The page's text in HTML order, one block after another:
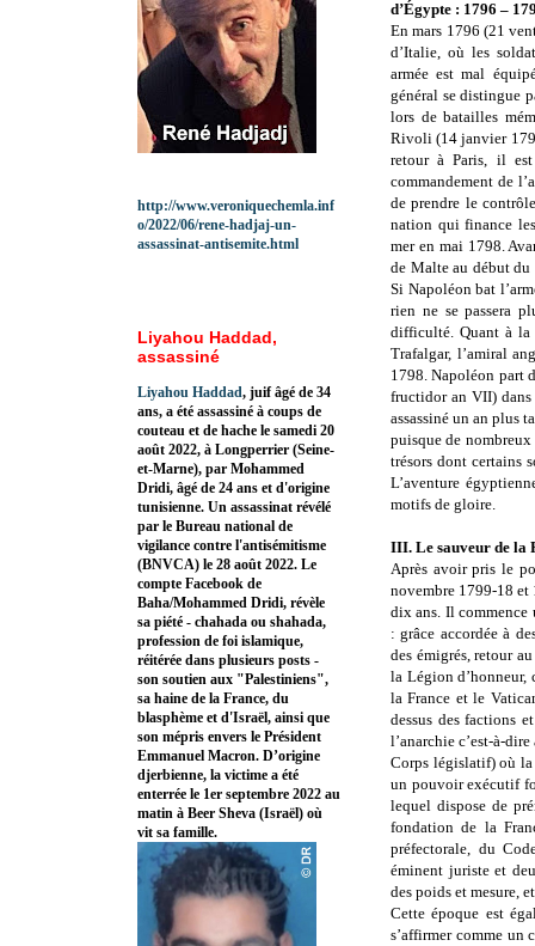
d’Égypte : 1796 –
En mars 1796 (21
d’Italie, où les
armée est mal
général se distingue
lors de batailles
Rivoli (14 janvier
retour à Paris, il
commandement de
de prendre le
nation qui finance
mer en mai 1798.
de Malte au début
Si Napoléon bat
rien ne se passera
difficulté. Quant à la
Trafalgar, l’amiral
1798. Napoléon part
fructidor an VII) dans
assassiné un an plus
puisque de nombreux
trésors dont certains
L’aventure
motifs de gloire.
III. Le sauveur de la
Après avoir pris le
novembre 1799-18 et
dix ans. Il commence
: grâce accordée à
des émigrés, retour
la Légion
la France et le
dessus des factions
l’anarchie c’est-à-
Corps législatif) où la
un pouvoir exécutif
lequel dispose de
fondation de la
préfectorale, du
éminent juriste et
des poids et mesure,
Cette époque est
s’affirmer comme un
http://www.veroniquechemla.inf
o/2022/06/rene-hadjaj-un-
assassinat-antisemite.html
Liyahou Haddad,
assassiné
Liyahou Haddad, juif âgé de 34
ans, a été assassiné à coups de
couteau et de hache le samedi 20
août 2022, à Longperrier (Seine-
et-Marne), par Mohammed
Dridi, âgé de 24 ans et d'origine
tunisienne. Un assassinat révélé
par le Bureau national de
vigilance contre l'antisémitisme
(BNVCA) le 28 août 2022. Le
compte Facebook de
Baha/Mohammed Dridi, révèle
sa piété - chahada ou shahada,
profession de foi islamique,
réitérée dans plusieurs posts -
son soutien aux "Palestiniens",
sa haine de la France, du
blasphème et d'Israël, ainsi que
son mépris envers le Président
Emmanuel Macron. D’origine
djerbienne, la victime a été
enterrée le 1er septembre 2022 au
matin à Beer Sheva (Israël) où
vit sa famille.